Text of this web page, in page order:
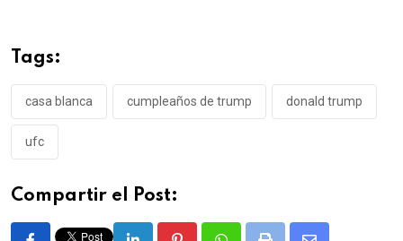
Tags:
casa blanca cumpleaños de trump donald trump
ufc
Compartir el Post: